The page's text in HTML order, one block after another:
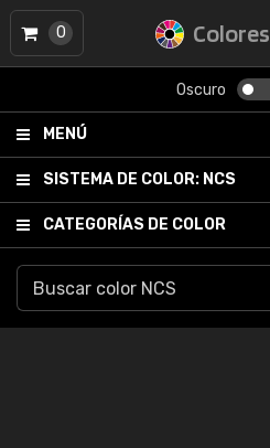
Colores
Oscuro
MENÚ
SISTEMA DE COLOR: NCS
CATEGORÍAS DE COLOR
0